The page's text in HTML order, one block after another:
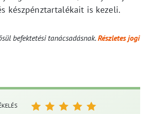
készpénztartalékait is kezeli.
befektetési tanácsadásnak.Részletes jogi